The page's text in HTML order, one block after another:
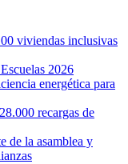
viviendas inclusivas
2026
energética para
recargas de
de la asamblea y